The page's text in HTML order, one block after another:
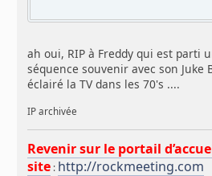
ah oui, RIP à Freddy qui est parti
séquence souvenir avec son Juke
éclairé la TV dans les 70's ....
IP archivée
Revenir sur le portail
site : http://rockmeeting.com